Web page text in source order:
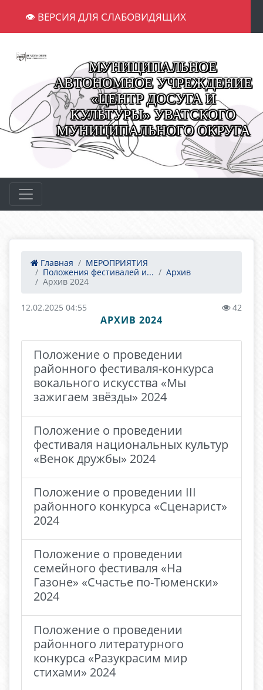
👁 ВЕРСИЯ ДЛЯ СЛАБОВИДЯЩИХ
МУНИЦИПАЛЬНОЕ
АВТОНОМНОЕ УЧРЕЖДЕНИЕ
«ЦЕНТР ДОСУГА И
КУЛЬТУРЫ» УВАТСКОГО
МУНИЦИПАЛЬНОГО ОКРУГА
Главная
МЕРОПРИЯТИЯ
Положения фестивалей и...
Архив
Архив 2024
12.02.2025 04:55 42
АРХИВ 2024
Положение о проведении
районного фестиваля-конкурса
вокального искусства «Мы
зажигаем звёзды» 2024
Положение о проведении
фестиваля национальных культур
«Венок дружбы» 2024
Положение о проведении III
районного конкурса «Сценарист»
2024
Положение о проведении
семейного фестиваля «На
Газоне» «Счастье по-Тюменски»
2024
Положение о проведении
районного литературного
конкурса «Разукрасим мир
стихами» 2024